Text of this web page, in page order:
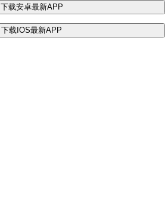
下载安卓最新APP
下载IOS最新APP